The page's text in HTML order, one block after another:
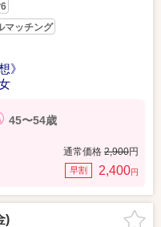
マッチング
》
45〜54歳
通常価格 2,900円
早割 2,400円
)